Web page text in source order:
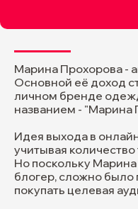
Марина Прохорова -
Основной её доход
личном бренде
названием - "Марина
Идея выхода в
учитывая
Но поскольку
блогер, сложно было
покупать целевая
Если у вас есть
можете прикрепить
или ссылкой
Загрузить файл